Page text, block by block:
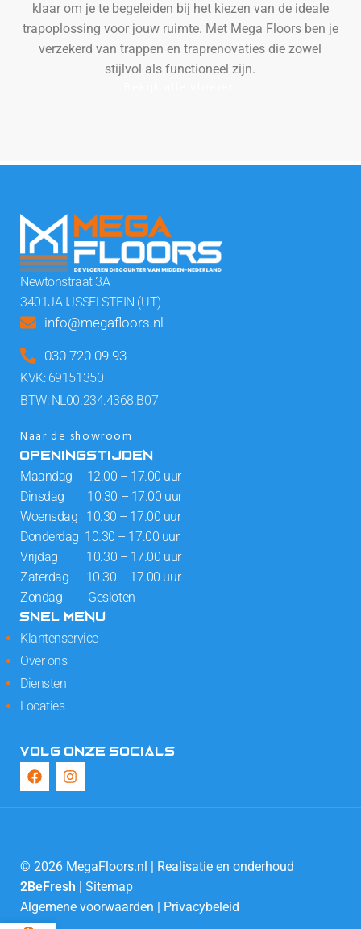
klaar om je te begeleiden bij het kiezen van de ideale
trapoplossing voor jouw ruimte. Met Mega Floors ben je
verzekerd van trappen en traprenovaties die zowel
stijlvol als functioneel zijn.
Newtonstraat 3A
3401JA IJSSELSTEIN (UT)
info@megafloors.nl
030 720 09 93
KVK: 69151350
BTW: NL00.234.4368.B07
Naar de showroom
OPENINGSTIJDEN
Maandag 12.00 – 17.00 uur
Dinsdag 10.30 – 17.00 uur
Woensdag 10.30 – 17.00 uur
Donderdag 10.30 – 17.00 uur
Vrijdag 10.30 – 17.00 uur
Zaterdag 10.30 – 17.00 uur
Zondag Gesloten
SNEL MENU
Klantenservice
Over ons
Diensten
Locaties
VOLG ONZE SOCIALS
© 2026 MegaFloors.nl | Realisatie en onderhoud
2BeFresh | Sitemap
Algemene voorwaarden | Privacybeleid